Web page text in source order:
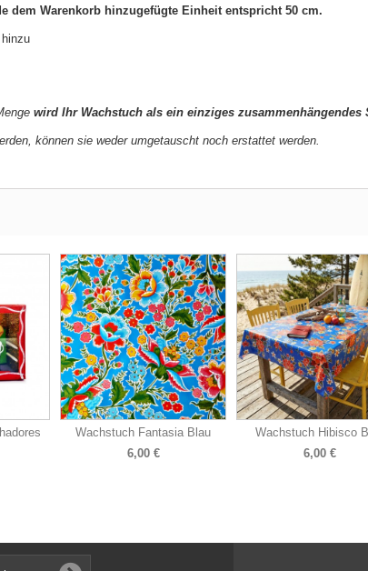
dem Warenkorb hinzugefügte Einheit entspricht 50 cm.
hinzu
wird Ihr Wachstuch als ein einziges zusammenhängendes
können sie weder umgetauscht noch erstattet werden.
Wachstuch Fantasia Blau
6,00 €
Wachstuch Hibisco
6,00 €